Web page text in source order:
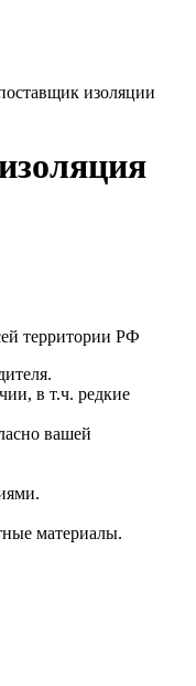
изоляции
территории РФ
в т.ч. редкие
вашей
материалы.